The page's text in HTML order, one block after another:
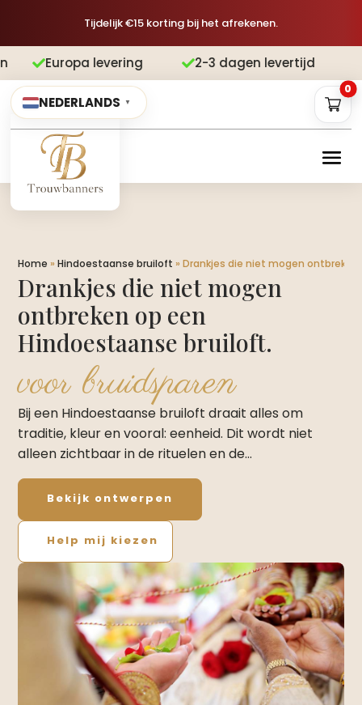
Tijdelijk €15 korting bij het afrekenen.
levering 2-3 dagen levertijd 
NEDERLANDS ▼
0
Home »Hindoestaanse bruiloft »Drankjes die niet mogen
Drankjes die niet mogen
ontbreken op een
Hindoestaanse bruiloft.​
voor bruidsparen
Bij een Hindoestaanse bruiloft draait alles om
traditie, kleur en vooral: eenheid. Dit wordt niet
alleen zichtbaar in de rituelen en de…
Bekijk ontwerpen
Help mij kiezen